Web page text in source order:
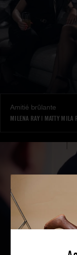
Amitié brûlante
MILENA RAY| MATTY MILA